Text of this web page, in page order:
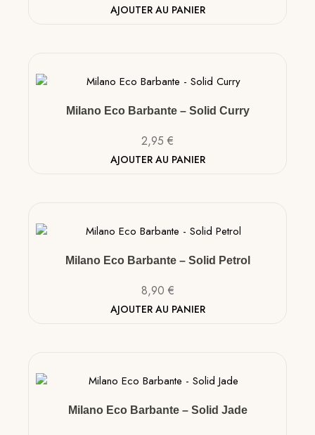
AJOUTER AU PANIER
Milano Eco Barbante – Solid Curry
2,95 €
AJOUTER AU PANIER
Milano Eco Barbante – Solid Petrol
8,90 €
AJOUTER AU PANIER
Milano Eco Barbante – Solid Jade